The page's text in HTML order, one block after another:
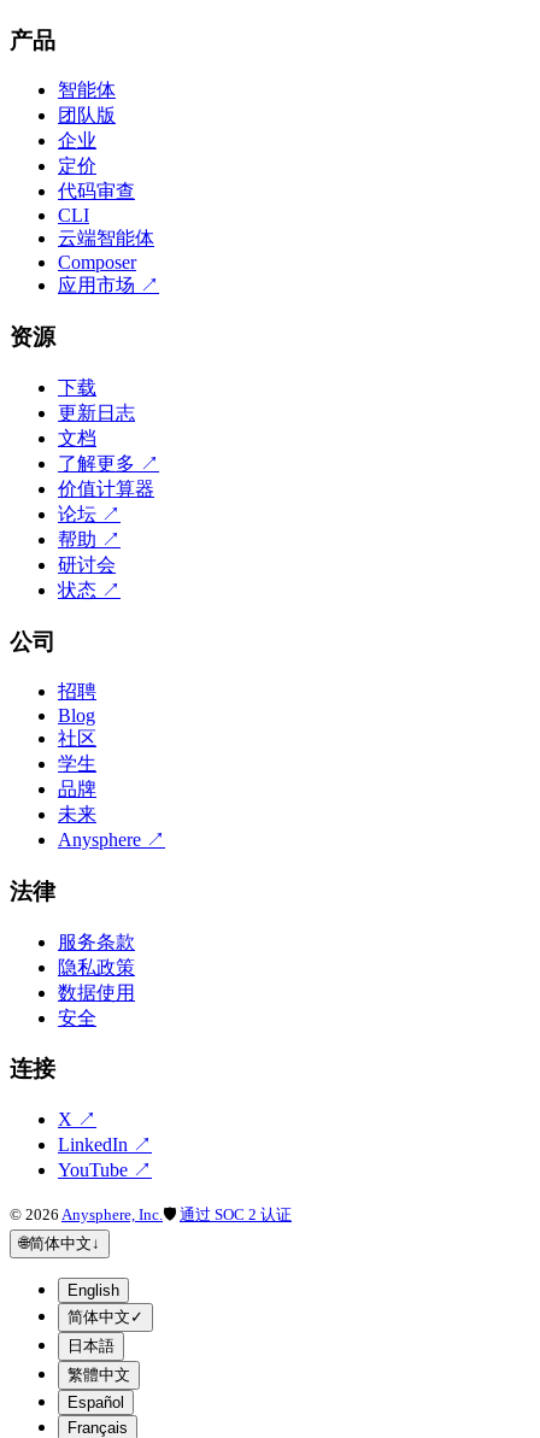
产品
智能体
团队版
企业
定价
代码审查
CLI
云端智能体
Composer
应用市场 ↗
资源
下载
更新日志
文档
了解更多 ↗
价值计算器
论坛 ↗
帮助 ↗
研讨会
状态 ↗
公司
招聘
Blog
社区
学生
品牌
未来
Anysphere ↗
法律
服务条款
隐私政策
数据使用
安全
连接
X ↗
LinkedIn ↗
YouTube ↗
© 2026 Anysphere, Inc.🛡 通过 SOC 2 认证
🌐简体中文↓
English
简体中文 ✓
日本語
繁體中文
Español
Français